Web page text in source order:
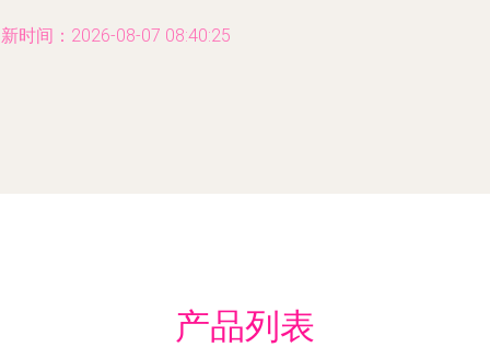
时间：2026-08-07 08:40:25
产品列表